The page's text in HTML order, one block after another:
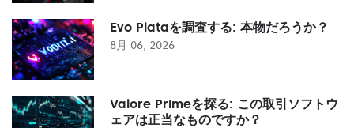
Evo Plataを調査する: 本物だろうか？
8月 06, 2026
Valore Primeを探る: この取引ソフトウ
ェアは正当なものですか？